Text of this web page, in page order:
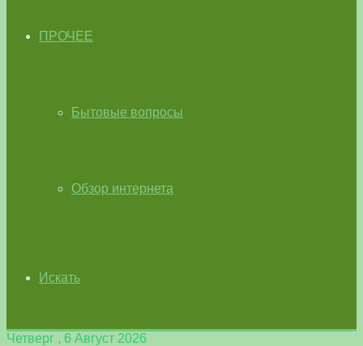
ПРОЧЕЕ
Бытовые вопросы
Обзор интернета
Искать
Четверг , 6 Август 2026